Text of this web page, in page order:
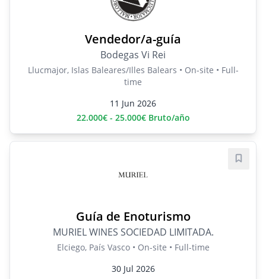
Vendedor/a-guía
Bodegas Vi Rei
Llucmajor, Islas Baleares/Illes Balears • On-site • Full-
time
11 Jun 2026
22.000€ - 25.000€ Bruto/año
Guía de Enoturismo
MURIEL WINES SOCIEDAD LIMITADA.
Elciego, País Vasco • On-site • Full-time
30 Jul 2026
Save